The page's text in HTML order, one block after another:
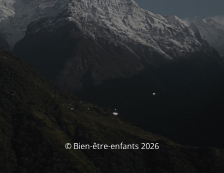
© Bien-être-enfants 2026